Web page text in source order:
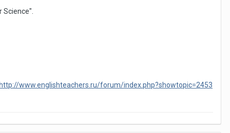
http://www.englishteachers.ru/forum/index.php?showtopic=2453